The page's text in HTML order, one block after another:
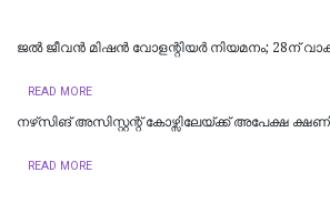
ജൽ ജീവൻ മിഷൻ വോളന്റിയർ നിയമനം; 28ന്
READ MORE
​നഴ്‌സിങ് അസിസ്റ്റന്റ് കോഴ്സിലേയ്ക്ക് അപേക്ഷ
READ MORE